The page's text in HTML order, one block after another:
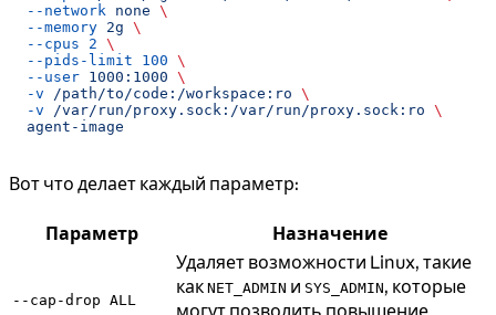
  --network
none \
  --memory
2g \
  --cpus
2 \
  --pids-limit
100 \
  --user
1000:1000 \
  -v
/path/to/code:/workspace:ro \
  -v
/var/run/proxy.sock:/var/run/proxy.sock:ro \
  agent-image
Вот что делает каждый параметр:
Параметр Назначение
--cap-drop ALL
Удаляет возможности Linux, такие
как NET_ADMIN и SYS_ADMIN, которые